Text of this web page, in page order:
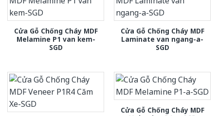
Cửa Gỗ Chống Cháy MDF
Melamine P1 van kem-
SGD
Cửa Gỗ Chống Cháy MDF
Laminate van ngang-a-
SGD
Cửa Gỗ Chống Cháy MDF